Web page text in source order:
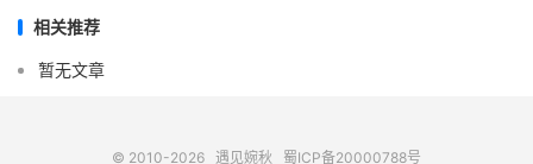
相关推荐
暂无文章
© 2010-2026 遇见婉秋 蜀ICP备20000788号